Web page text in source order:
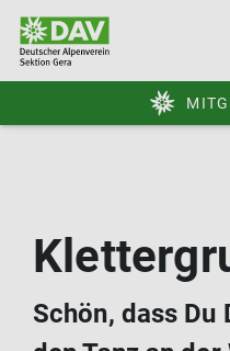
Schön, dass Du